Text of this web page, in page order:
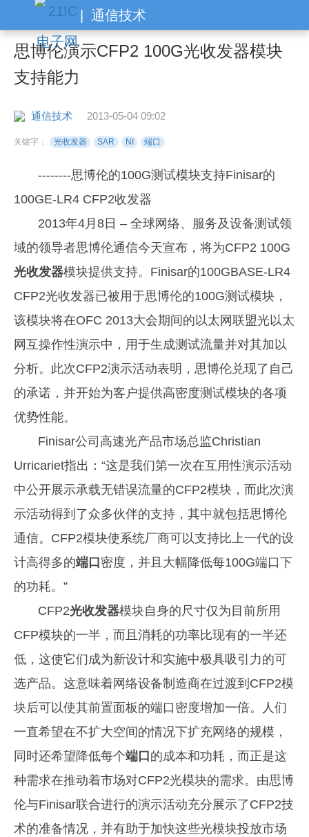
通信技术
思博伦演示CFP2 100G光收发器模块
支持能力
通信技术 2013-05-04 09:02
关键字： 光收发器 SAR NI 端口
--------思博伦的100G测试模块支持Finisar的
100GE-LR4 CFP2收发器
2013年4月8日 – 全球网络、服务及设备测试领
域的领导者思博伦通信今天宣布，将为CFP2 100G
光收发器模块提供支持。Finisar的100GBASE-LR4
CFP2光收发器已被用于思博伦的100G测试模块，
该模块将在OFC 2013大会期间的以太网联盟光以太
网互操作性演示中，用于生成测试流量并对其加以
分析。此次CFP2演示活动表明，思博伦兑现了自己
的承诺，并开始为客户提供高密度测试模块的各项
优势性能。
Finisar公司高速光产品市场总监Christian
Urricariet指出：“这是我们第一次在互用性演示活动
中公开展示承载无错误流量的CFP2模块，而此次演
示活动得到了众多伙伴的支持，其中就包括思博伦
通信。CFP2模块使系统厂商可以支持比上一代的设
计高得多的端口 密度，并且大幅降低每100G端口下
的功耗。”
CFP2光收发器模块自身的尺寸仅为目前所用
CFP模块的一半，而且消耗的功率比现有的一半还
低，这使它们成为新设计和实施中极具吸引力的可
选产品。这意味着网络设备制造商在过渡到CFP2模
块后可以使其前置面板的端口密度增加一倍。人们
一直希望在不扩大空间的情况下扩充网络的规模，
同时还希望降低每个端口 的成本和功耗，而正是这
种需求在推动着市场对CFP2光模块的需求。由思博
伦与Finisar联合进行的演示活动充分展示了CFP2技
术的准备情况，并有助于加快这些光模块投放市场